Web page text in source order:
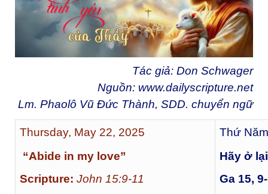
Tác giả: Don Schwager
Nguồn: www.dailyscripture.net
Lm. Phaolô Vũ Đức Thành, SDD. chuyển ngữ
Thursday, May 22, 2025
“Abide in my love”
Scripture: John 15:9-11
Thứ
Hãy ở
Ga 15,